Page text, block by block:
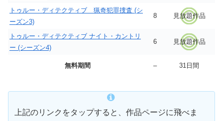
トゥルー・ディテクティブ 猟奇犯罪捜査 (シ
ーズン3)
8 見放題作品
トゥルー・ディテクティブ ナイト・カントリ
ー (シーズン4)
6 見放題作品
無料期間 – 31日間
上記のリンクをタップすると、作品ページに飛べま